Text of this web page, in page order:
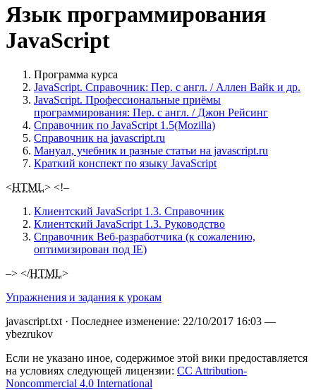
Язык программирования
JavaScript
Программа курса
JavaScript. Справочник: Пер. с англ. / Аллен Вайк и др.
JavaScript. Профессиональные приёмы
программирования: Пер. с англ. / Джон Рейсинг
Справочник по JavaScript 1.5(Mozilla)
Справочник на javascript.ru
Мануал, учебник и разные статьи на javascript.ru
Краткий конспект по языку JavaScript
<HTML> <!–
Клиентский JavaScript 1.3. Справочник
Клиентский JavaScript 1.3. Руководство
Справочник Веб-разработчика (к сожалению,
оптимизирован под IE)
–> </HTML>
Упражнения и задания к урокам
javascript.txt · Последнее изменение: 22/10/2017 16:03 —
ybezrukov
Если не указано иное, содержимое этой вики предоставляется
на условиях следующей лицензии: CC Attribution-
Noncommercial 4.0 International